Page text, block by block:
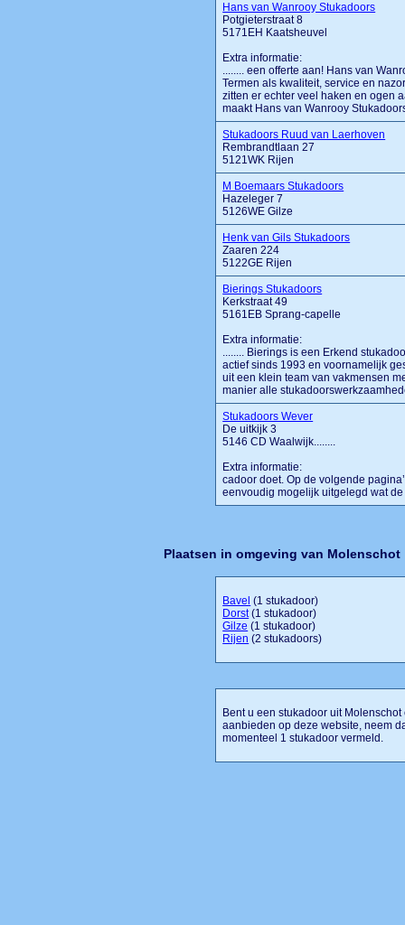
Hans van Wanrooy Stukadoors
Potgieterstraat 8
5171EH Kaatsheuvel
Extra informatie:
........ een offerte aan! Hans van
Termen als kwaliteit, service en
zitten er echter veel haken en ogen
maakt Hans van Wanrooy
Stukadoors Ruud van Laerhoven
Rembrandtlaan 27
5121WK Rijen
M Boemaars Stukadoors
Hazeleger 7
5126WE Gilze
Henk van Gils Stukadoors
Zaaren 224
5122GE Rijen
Bierings Stukadoors
Kerkstraat 49
5161EB Sprang-capelle
Extra informatie:
........ Bierings is een Erkend
actief sinds 1993 en voornamelijk
uit een klein team van vakmensen
manier alle
Stukadoors Wever
De uitkijk 3
5146 CD Waalwijk........
Extra informatie:
cadoor doet. Op de volgende
eenvoudig mogelijk uitgelegd wat
Plaatsen in omgeving van Molenschot
Bavel (1 stukadoor)
Dorst(1 stukadoor)
Gilze (1 stukadoor)
Rijen (2 stukadoors)
Bent u een stukadoor uit
aanbieden op deze website, neem
momenteel 1 stukadoor vermeld.